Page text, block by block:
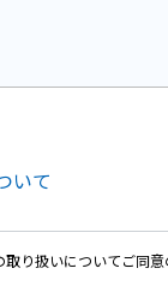
いて
り扱いについてご同